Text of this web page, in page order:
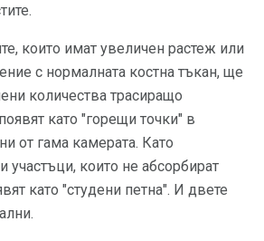
които имат увеличен растеж или
с нормалната костна тъкан, ще
количества трасиращо
като "горещи точки" в
от гама камерата. Като
участъци, които не абсорбират
като "студени петна". И двете